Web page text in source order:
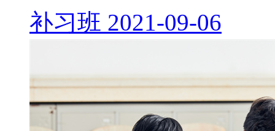
补习班 2021-09-06